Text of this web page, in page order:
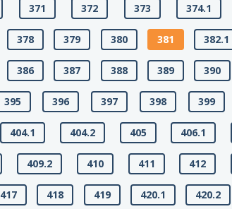
371 372 373 374.1
378 379 380 381 382.1
386 387 388 389 390
395 396 397 398 399
404.1 404.2 405 406.1
409.2 410 411 412
417 418 419 420.1 420.2